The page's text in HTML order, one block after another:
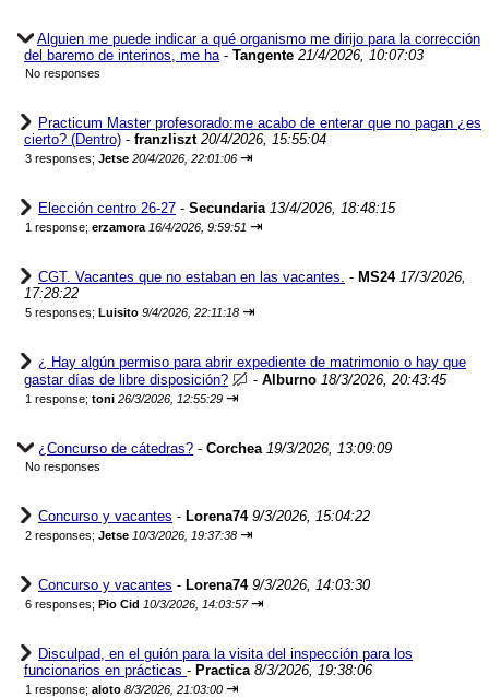
Alguien me puede indicar a qué organismo me dirijo para la corrección
del baremo de interinos, me ha- Tangente 21/4/2026, 10:07:03
No responses
Practicum Master profesorado:me acabo de enterar que no pagan ¿es
cierto? (Dentro) - franzliszt 20/4/2026, 15:55:04
3 responses; Jetse 20/4/2026, 22:01:06 ⇥
Elección centro 26-27 - Secundaria 13/4/2026, 18:48:15
1 response; erzamora 16/4/2026, 9:59:51 ⇥
CGT. Vacantes que no estaban en las vacantes. - MS24 17/3/2026,
17:28:22
5 responses; Luisito 9/4/2026, 22:11:18 ⇥
¿ Hay algún permiso para abrir expediente de matrimonio o hay que
gastar días de libre disposición?
- Alburno 18/3/2026, 20:43:45
1 response; toni 26/3/2026, 12:55:29 ⇥
¿Concurso de cátedras? - Corchea 19/3/2026, 13:09:09
No responses
Concurso y vacantes - Lorena74 9/3/2026, 15:04:22
2 responses; Jetse 10/3/2026, 19:37:38 ⇥
Concurso y vacantes - Lorena74 9/3/2026, 14:03:30
6 responses; Pio Cid 10/3/2026, 14:03:57 ⇥
Disculpad, en el guión para la visita del inspección para los
funcionarios en prácticas - Practica 8/3/2026, 19:38:06
1 response; aloto 8/3/2026, 21:03:00 ⇥